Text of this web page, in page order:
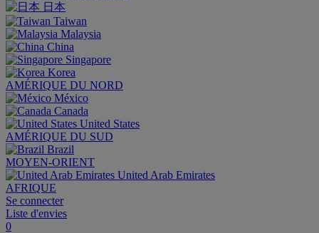
日本
Taiwan
Malaysia
China
Singapore
Korea
AMÉRIQUE DU NORD
México
Canada
United States
AMÉRIQUE DU SUD
Brazil
MOYEN-ORIENT
United Arab Emirates
AFRIQUE
Se connecter
Liste d'envies
0